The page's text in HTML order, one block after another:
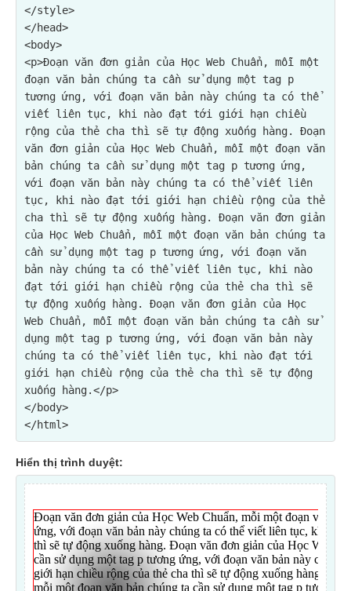
</style>
</head>
<p>Đoạn văn đơn giản của Học Web Chuẩn, mỗi một
đoạn văn bản chúng ta cần sử dụng một tag p
tương ứng, với đoạn văn bản này chúng ta có thể
viết liên tục, khi nào đạt tới giới hạn chiều
rộng của thẻ cha thì sẽ tự động xuống hàng. Đoạn
văn đơn giản của Học Web Chuẩn, mỗi một đoạn văn
bản chúng ta cần sử dụng một tag p tương ứng,
với đoạn văn bản này chúng ta có thể viết liên
tục, khi nào đạt tới giới hạn chiều rộng của thẻ
cha thì sẽ tự động xuống hàng. Đoạn văn đơn giản
của Học Web Chuẩn, mỗi một đoạn văn bản chúng ta
cần sử dụng một tag p tương ứng, với đoạn văn
bản này chúng ta có thể viết liên tục, khi nào
đạt tới giới hạn chiều rộng của thẻ cha thì sẽ
tự động xuống hàng. Đoạn văn đơn giản của Học
Web Chuẩn, mỗi một đoạn văn bản chúng ta cần sử
dụng một tag p tương ứng, với đoạn văn bản này
chúng ta có thể viết liên tục, khi nào đạt tới
giới hạn chiều rộng của thẻ cha thì sẽ tự động
xuống hàng.</p>
</body>
Hiển thị trình duyệt: